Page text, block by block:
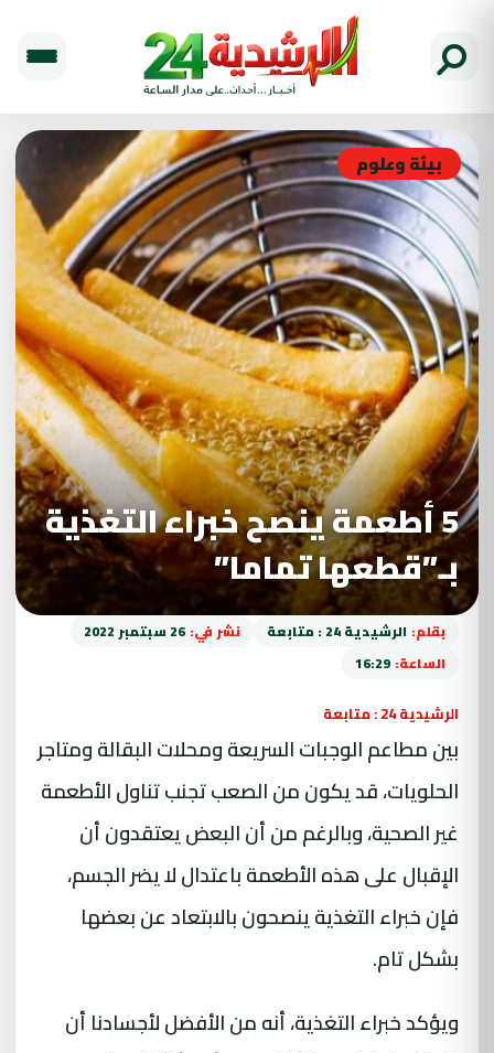
بيئة وعلوم
5 أطعمة ينصح خبراء التغذية
بـ”قطعها تماما”
بقلم: الرشيدية 24 : متابعة نشر في: 26 سبتمبر 2022
الساعة: 16:29
الرشيدية 24 : متابعة
بين مطاعم الوجبات السريعة ومحلات البقالة ومتاجر
الحلويات، قد يكون من الصعب تجنب تناول الأطعمة
غير الصحية، وبالرغم من أن البعض يعتقدون أن
الإقبال على هذه الأطعمة باعتدال لا يضر الجسم،
فإن خبراء التغذية ينصحون بالابتعاد عن بعضها
بشكل تام.
ويؤكد خبراء التغذية، أنه من الأفضل لأجسادنا أن